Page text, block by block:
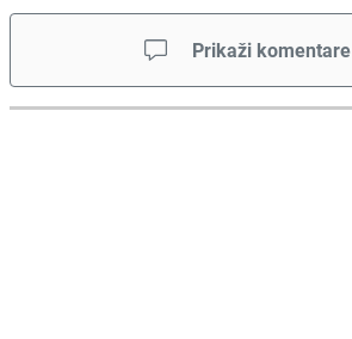
Prikaži komentare